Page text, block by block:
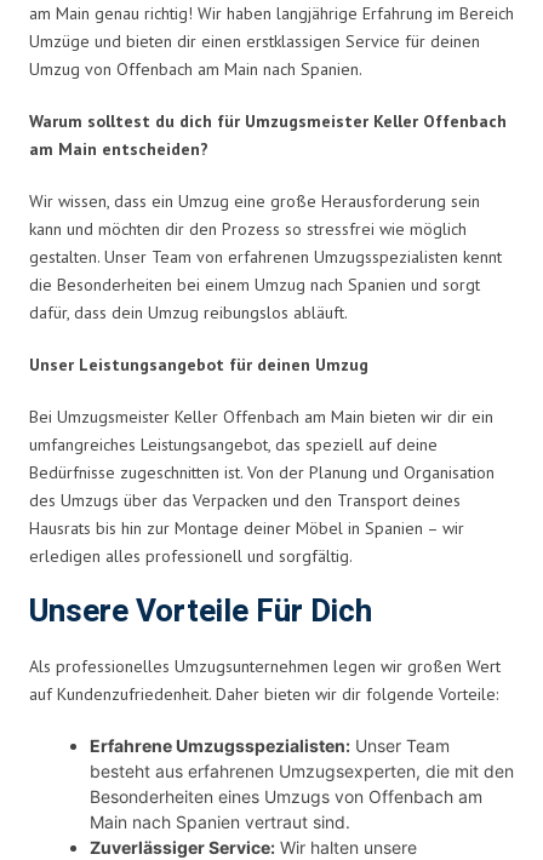
am Main genau richtig! Wir haben langjährige Erfahrung im Bereich
Umzüge und bieten dir einen erstklassigen Service für deinen
Umzug von Offenbach am Main nach Spanien.
Warum solltest du dich für Umzugsmeister Keller Offenbach
am Main entscheiden?
Wir wissen, dass ein Umzug eine große Herausforderung sein
kann und möchten dir den Prozess so stressfrei wie möglich
gestalten. Unser Team von erfahrenen Umzugsspezialisten kennt
die Besonderheiten bei einem Umzug nach Spanien und sorgt
dafür, dass dein Umzug reibungslos abläuft.
Unser Leistungsangebot für deinen Umzug
Bei Umzugsmeister Keller Offenbach am Main bieten wir dir ein
umfangreiches Leistungsangebot, das speziell auf deine
Bedürfnisse zugeschnitten ist. Von der Planung und Organisation
des Umzugs über das Verpacken und den Transport deines
Hausrats bis hin zur Montage deiner Möbel in Spanien – wir
erledigen alles professionell und sorgfältig.
Unsere Vorteile Für Dich
Als professionelles Umzugsunternehmen legen wir großen Wert
auf Kundenzufriedenheit. Daher bieten wir dir folgende Vorteile:
Erfahrene Umzugsspezialisten: Unser Team
besteht aus erfahrenen Umzugsexperten, die mit den
Besonderheiten eines Umzugs von Offenbach am
Main nach Spanien vertraut sind.
Zuverlässiger Service: Wir halten unsere